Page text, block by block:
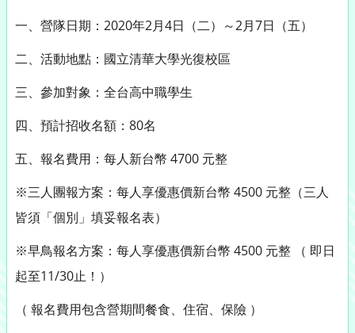
一、營隊日期：2020年2月4日（二）～2月7日（五）
二、活動地點：國立清華大學光復校區
三、參加對象：全台高中職學生
四、預計招收名額：80名
五、報名費用：每人新台幣 4700 元整
※三人團報方案：每人享優惠價新台幣 4500 元整（三人
皆須「個別」填妥報名表）
※早鳥報名方案：每人享優惠價新台幣 4500 元整 （ 即日
起至11/30止！）
（ 報名費用包含營期間餐食、住宿、保險 ）